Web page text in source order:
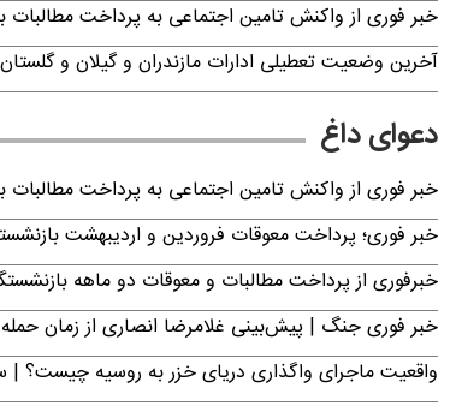
خبر فوری از واکنش تامین اجتماعی به پرداخت مطالبات
آخرین وضعیت تعطیلی ادارات مازندران و گیلان و گلستان فردا شنبه
دعوای داغ
خبر فوری از واکنش تامین اجتماعی به پرداخت مطالبات
خبر فوری؛ پرداخت معوقات فروردین و اردیبهشت
خبرفوری از پرداخت مطالبات و معوقات دو ماهه
خبر فوری جنگ | پیش‌بینی غلامرضا انصاری از زمان حمله
واقعیت ماجرای واگذاری دریای خزر به روسیه چیست؟ |